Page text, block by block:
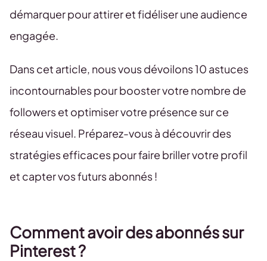
démarquer pour attirer et fidéliser une audience
engagée.
Dans cet article, nous vous dévoilons 10 astuces
incontournables pour booster votre nombre de
followers et optimiser votre présence sur ce
réseau visuel. Préparez-vous à découvrir des
stratégies efficaces pour faire briller votre profil
et capter vos futurs abonnés !
Comment avoir des abonnés sur
Pinterest ?